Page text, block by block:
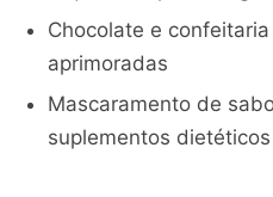
Chocolate e
aprimoradas
Mascaramento de
suplementos dietéticos